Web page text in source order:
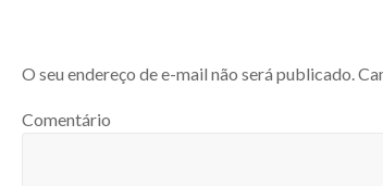
O seu endereço de e-mail não será publicado.
Comentário